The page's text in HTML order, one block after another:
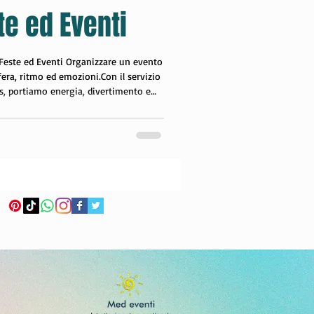
i bambini
ed Eventi
ed Eventi Organizzare un evento
ritmo ed emozioni.Con il servizio
portiamo energia, divertimento e
per piccoli e grandi eventi I
sono pronti a trasformare ogni